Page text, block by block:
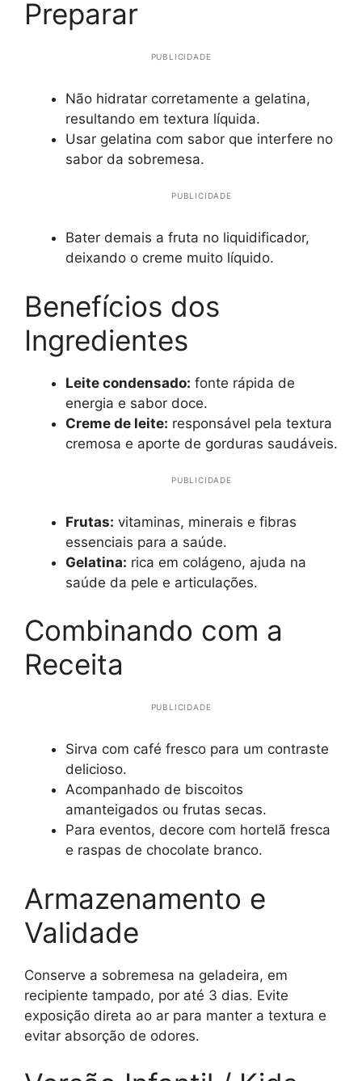
Preparar
PUBLICIDADE
Não hidratar corretamente a gelatina,
resultando em textura líquida.
Usar gelatina com sabor que interfere no
sabor da sobremesa.
PUBLICIDADE
Bater demais a fruta no liquidificador,
deixando o creme muito líquido.
Benefícios dos
Ingredientes
Leite condensado: fonte rápida de
energia e sabor doce.
Creme de leite: responsável pela textura
cremosa e aporte de gorduras saudáveis.
PUBLICIDADE
Frutas: vitaminas, minerais e fibras
essenciais para a saúde.
Gelatina: rica em colágeno, ajuda na
saúde da pele e articulações.
Combinando com a
Receita
PUBLICIDADE
Sirva com café fresco para um contraste
delicioso.
Acompanhado de biscoitos
amanteigados ou frutas secas.
Para eventos, decore com hortelã fresca
e raspas de chocolate branco.
Armazenamento e
Validade
Conserve a sobremesa na geladeira, em
recipiente tampado, por até 3 dias. Evite
exposição direta ao ar para manter a textura e
evitar absorção de odores.